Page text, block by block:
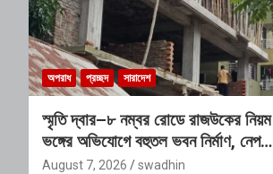
অপরাধ প্রচ্ছদ সারাদেশ
স্মৃতি দ্বার–৮ নম্বর রোডে রাজউকের নিয়ম
ভঙ্গের অভিযোগে বহুতল ভবন নির্মাণ, নেপথ্যে
প্রভাবশালী চক্রের যোগসাজশের প্রশ্ন
August 7, 2026 swadhin